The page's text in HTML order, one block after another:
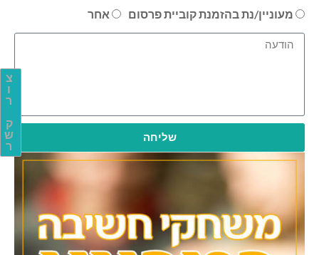
צ
ו
ר
ק
ש
ר
מעוניין/נת בהזמנת קוביית פרסום אחר
שליחה